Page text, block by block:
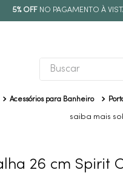
Buscar
Acessórios para Banheiro
saiba mais
26 cm Spirit
BUSCADOS
registro